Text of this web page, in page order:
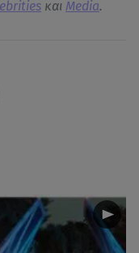
και Media.